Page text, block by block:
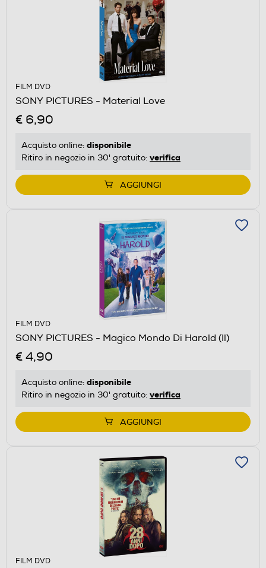
FILM DVD
SONY PICTURES - Material Love
€ 6,90
Acquisto online: disponibile
Ritiro in negozio in 30' gratuito: verifica
AGGIUNGI
FILM DVD
SONY PICTURES - Magico Mondo Di Harold (Il)
€ 4,90
Acquisto online: disponibile
Ritiro in negozio in 30' gratuito: verifica
AGGIUNGI
FILM DVD